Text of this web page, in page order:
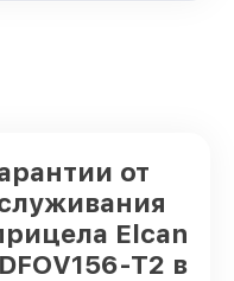
от
Elcan
T2 в